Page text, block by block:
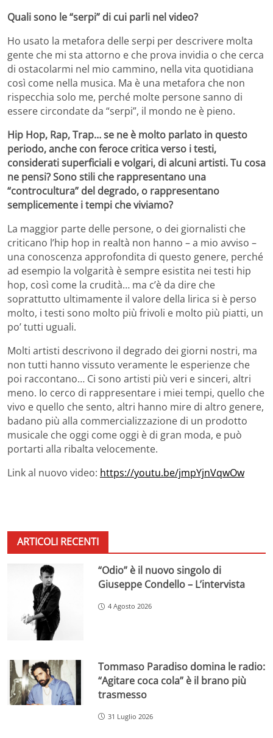
Quali sono le “serpi” di cui parli nel video?
Ho usato la metafora delle serpi per descrivere molta
gente che mi sta attorno e che prova invidia o che cerca
di ostacolarmi nel mio cammino, nella vita quotidiana
così come nella musica. Ma è una metafora che non
rispecchia solo me, perché molte persone sanno di
essere circondate da “serpi”, il mondo ne è pieno.
Hip Hop, Rap, Trap… se ne è molto parlato in questo
periodo, anche con feroce critica verso i testi,
considerati superficiali e volgari, di alcuni artisti. Tu cosa
ne pensi? Sono stili che rappresentano una
“controcultura” del degrado, o rappresentano
semplicemente i tempi che viviamo?
La maggior parte delle persone, o dei giornalisti che
criticano l’hip hop in realtà non hanno – a mio avviso –
una conoscenza approfondita di questo genere, perché
ad esempio la volgarità è sempre esistita nei testi hip
hop, così come la crudità… ma c’è da dire che
soprattutto ultimamente il valore della lirica si è perso
molto, i testi sono molto più frivoli e molto più piatti, un
po’ tutti uguali.
Molti artisti descrivono il degrado dei giorni nostri, ma
non tutti hanno vissuto veramente le esperienze che
poi raccontano… Ci sono artisti più veri e sinceri, altri
meno. Io cerco di rappresentare i miei tempi, quello che
vivo e quello che sento, altri hanno mire di altro genere,
badano più alla commercializzazione di un prodotto
musicale che oggi come oggi è di gran moda, e può
portarti alla ribalta velocemente.
Link al nuovo video: https://youtu.be/jmpYjnVqwOw
ARTICOLI RECENTI
“Odio” è il nuovo singolo di
Giuseppe Condello – L’intervista
4 Agosto 2026
Tommaso Paradiso domina le radio:
“Agitare coca cola” è il brano più
trasmesso
31 Luglio 2026